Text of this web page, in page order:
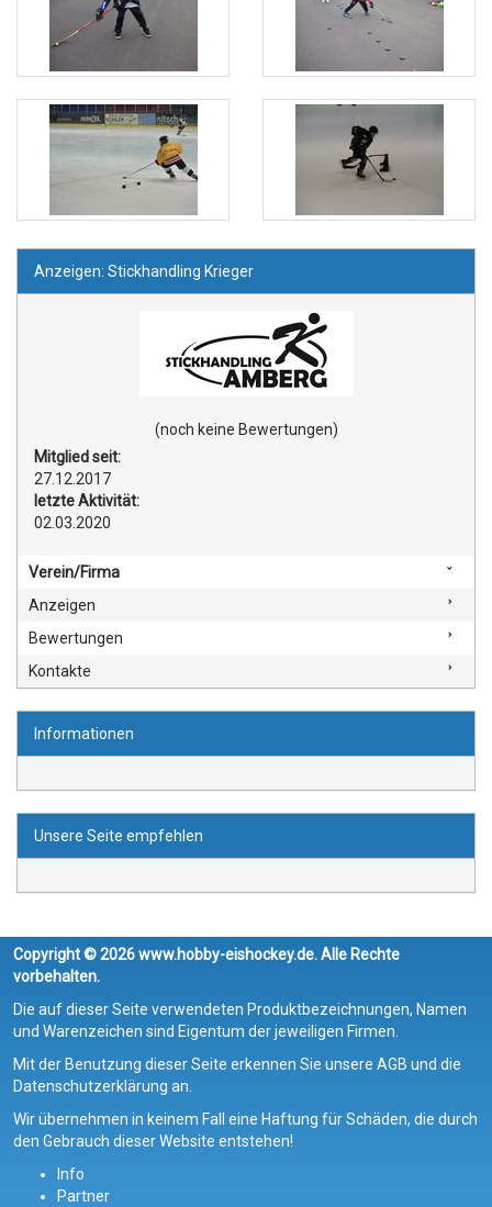
Anzeigen: Stickhandling Krieger
(noch keine Bewertungen)
Mitglied seit:
27.12.2017
letzte Aktivität:
02.03.2020
Verein/Firma
Anzeigen
Bewertungen
Kontakte
Informationen
Unsere Seite empfehlen
Copyright © 2026 www.hobby-eishockey.de. Alle Rechte
vorbehalten.
Die auf dieser Seite verwendeten Produktbezeichnungen, Namen
und Warenzeichen sind Eigentum der jeweiligen Firmen.
Mit der Benutzung dieser Seite erkennen Sie unsere AGB und die
Datenschutzerklärung an.
Wir übernehmen in keinem Fall eine Haftung für Schäden, die durch
den Gebrauch dieser Website entstehen!
Info
Partner